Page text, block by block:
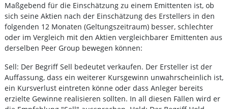
Maßgebend für die Einschätzung zu einem Emittenten ist, ob
sich seine Aktien nach der Einschätzung des Erstellers in den
folgenden 12 Monaten (Geltungszeitraum) besser, schlechter
oder im Vergleich mit den Aktien vergleichbarer Emittenten aus
derselben Peer Group bewegen können:
Sell: Der Begriff Sell bedeutet verkaufen. Der Ersteller ist der
Auffassung, dass ein weiterer Kursgewinn unwahrscheinlich ist,
ein Kursverlust eintreten könne oder dass Anleger bereits
erzielte Gewinne realisieren sollten. In all diesen Fällen wird er